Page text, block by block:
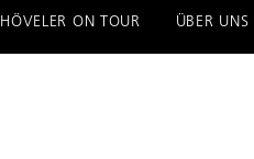
HÖVELER ON TOUR ÜBER UNS